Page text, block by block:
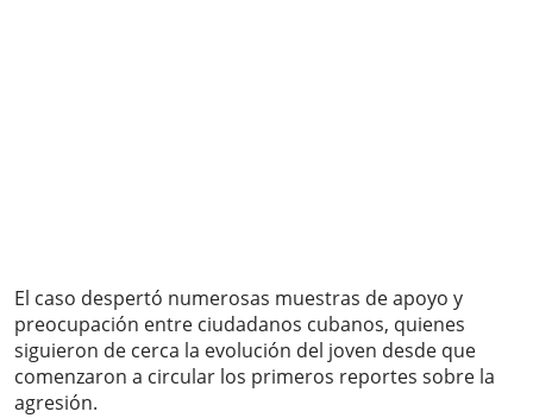
El caso despertó numerosas muestras de apoyo y
preocupación entre ciudadanos cubanos, quienes
siguieron de cerca la evolución del joven desde que
comenzaron a circular los primeros reportes sobre la
agresión.